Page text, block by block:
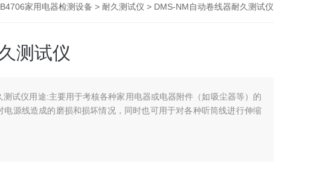
家用电器检测设备 > 耐久测试仪 > DMS-NM自动卷线器耐久测试仪
测试仪
测试仪用途:主要用于考核各种家用电器或电器附件（如吸尘器等）的
电源线造成的磨损和损坏情况，同时也可用于对各种听筒线进行伸缩